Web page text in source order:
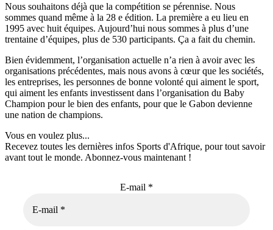
Nous souhaitons déjà que la compétition se pérennise. Nous
sommes quand même à la 28 e édition. La première a eu lieu en
1995 avec huit équipes. Aujourd’hui nous sommes à plus d’une
trentaine d’équipes, plus de 530 participants. Ça a fait du chemin.
Bien évidemment, l’organisation actuelle n’a rien à avoir avec les
organisations précédentes, mais nous avons à cœur que les sociétés,
les entreprises, les personnes de bonne volonté qui aiment le sport,
qui aiment les enfants investissent dans l’organisation du Baby
Champion pour le bien des enfants, pour que le Gabon devienne
une nation de champions.
Vous en voulez plus...
Recevez toutes les dernières infos Sports d'Afrique, pour tout savoir
avant tout le monde. Abonnez-vous maintenant !
E-mail *